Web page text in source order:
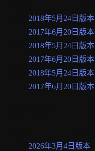
2018年5月24日版本
2017年6月20日版本
2018年5月24日版本
2017年6月20日版本
2018年5月24日版本
2017年6月20日版本
2026年3月4日版本